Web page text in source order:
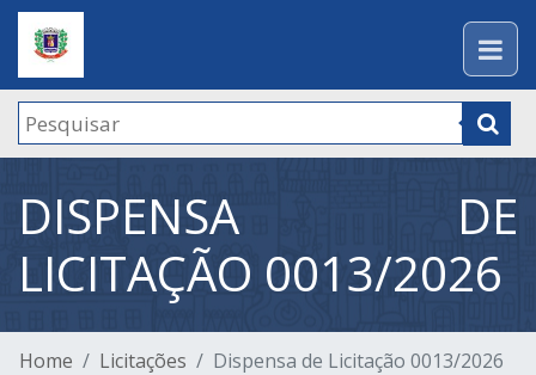
DISPENSA DE
LICITAÇÃO 0013/2026
Home Licitações Dispensa de Licitação 0013/2026